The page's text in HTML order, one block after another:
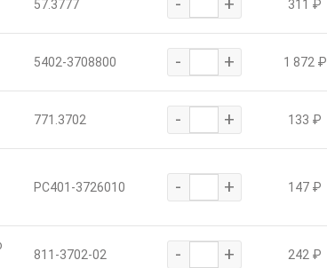
57.3777 311 ₽
5402-3708800 - + 1 872 ₽
771.3702 - + 133 ₽
РС401-3726010 - + 147 ₽
811-3702-02 - + 242 ₽